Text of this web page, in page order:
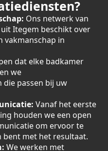
Ons netwerk van
Itegem beschikt over
vakmanschap in
dat elke badkamer
we
passen bij uw
Vanaf het eerste
houden we een open
om ervoor te
met het resultaat.
We werken met